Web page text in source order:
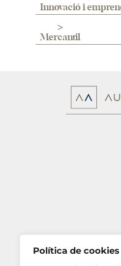
Política de cookies
Innovació i
Mercantil